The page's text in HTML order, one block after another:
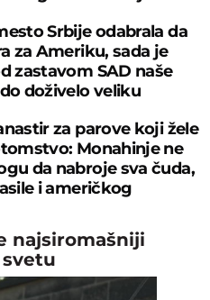
Srbije odabrala da
za Ameriku, sada je
zastavom SAD naše
doživelo veliku
za parove koji žele
Monahinje ne
da nabroje sva čuda,
i američkog
najsiromašniji